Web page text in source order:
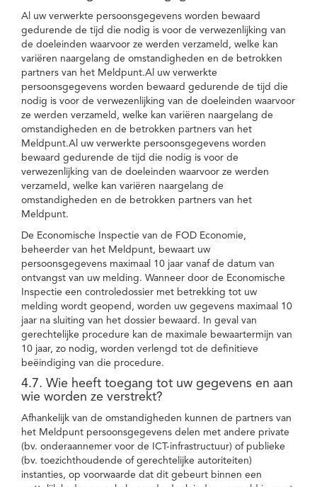
Al uw verwerkte persoonsgegevens worden bewaard
gedurende de tijd die nodig is voor de verwezenlijking van
de doeleinden waarvoor ze werden verzameld, welke kan
variëren naargelang de omstandigheden en de betrokken
partners van het Meldpunt.Al uw verwerkte
persoonsgegevens worden bewaard gedurende de tijd die
nodig is voor de verwezenlijking van de doeleinden waarvoor
ze werden verzameld, welke kan variëren naargelang de
omstandigheden en de betrokken partners van het
Meldpunt.Al uw verwerkte persoonsgegevens worden
bewaard gedurende de tijd die nodig is voor de
verwezenlijking van de doeleinden waarvoor ze werden
verzameld, welke kan variëren naargelang de
omstandigheden en de betrokken partners van het
Meldpunt.
De Economische Inspectie van de FOD Economie,
beheerder van het Meldpunt, bewaart uw
persoonsgegevens maximaal 10 jaar vanaf de datum van
ontvangst van uw melding. Wanneer door de Economische
Inspectie een controledossier met betrekking tot uw
melding wordt geopend, worden uw gegevens maximaal 10
jaar na sluiting van het dossier bewaard. In geval van
gerechtelijke procedure kan de maximale bewaartermijn van
10 jaar, zo nodig, worden verlengd tot de definitieve
beëindiging van die procedure.
4.7. Wie heeft toegang tot uw gegevens en aan
wie worden ze verstrekt?
Afhankelijk van de omstandigheden kunnen de partners van
het Meldpunt persoonsgegevens delen met andere private
(bv. onderaannemer voor de ICT-infrastructuur) of publieke
(bv. toezichthoudende of gerechtelijke autoriteiten)
instanties, op voorwaarde dat dit gebeurt binnen een